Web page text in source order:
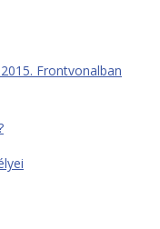
Frontvonalban